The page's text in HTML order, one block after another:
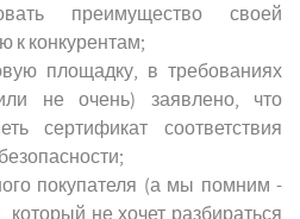
преимущество своей
к конкурентам;
площадку, в требованиях
не очень) заявлено, что
сертификат соответствия
покупателя (а мы помним -
который не хочет разбираться